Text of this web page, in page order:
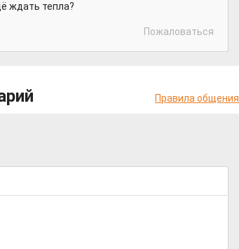
ждать тепла?
Пожаловаться
Правила общения